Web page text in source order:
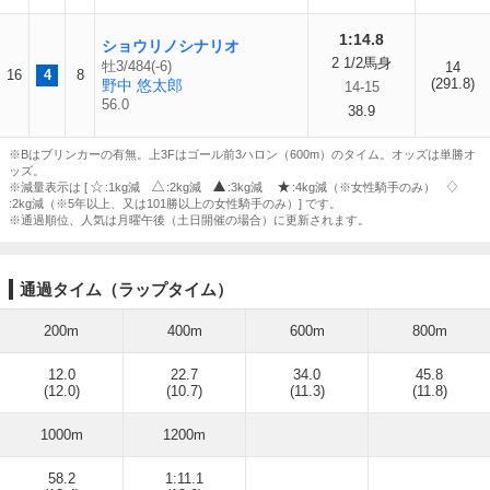
16 4 8
ショウリノシナリオ
牡3/484(-6)
野中 悠太郎
56.0
1:14.8
2 1/2馬身
14-15
38.9
14
(291.8)
※Bはブリンカーの有無。上3Fはゴール前3ハロン（600m）のタイム。オッズは単勝オ
ッズ。
※減量表示は [
:1kg減 :2kg減 :3kg減
:4kg減（※女性騎手のみ）
:2kg減（※5年以上、又は101勝以上の女性騎手のみ）] です。
※通過順位、人気は月曜午後（土日開催の場合）に更新されます。
通過タイム（ラップタイム）
200m 400m 600m 800m
12.0
(12.0)
22.7
(10.7)
34.0
(11.3)
45.8
(11.8)
1000m 1200m
58.2
1:11.1